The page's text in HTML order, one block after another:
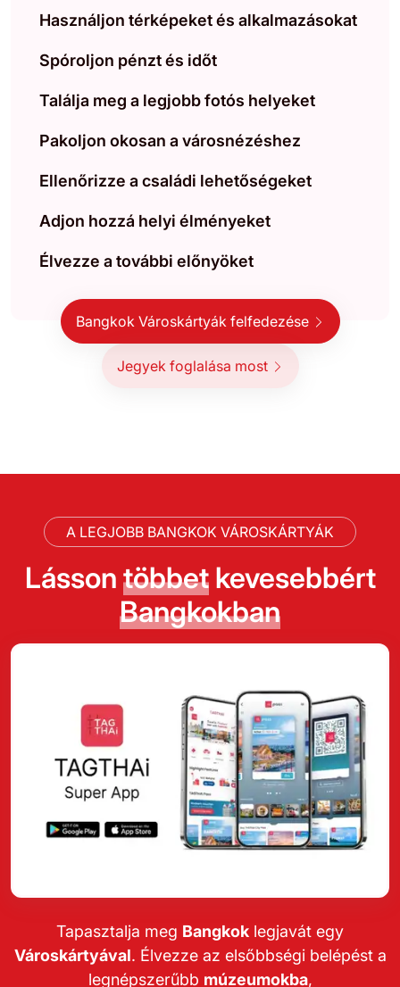
Használjon térképeket és alkalmazásokat
Spóroljon pénzt és időt
Találja meg a legjobb fotós helyeket
Pakoljon okosan a városnézéshez
Ellenőrizze a családi lehetőségeket
Adjon hozzá helyi élményeket
Élvezze a további előnyöket
Bangkok Városkártyák felfedezése
Jegyek foglalása most
A LEGJOBB BANGKOK VÁROSKÁRTYÁK
Lásson többetkevesebbért
Bangkokban
Tapasztalja meg Bangkok legjavát egy
Városkártyával. Élvezze az elsőbbségi belépést a
legnépszerűbb múzeumokba,